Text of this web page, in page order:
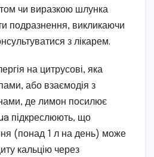
чи виразкою шлунка
подразнення, викликаючи
з лікарем.
на цитрусові, яка
або взаємодія з
де лимон посилює
підкреслюють, що
(понад 1 л на день) може
кальцію через